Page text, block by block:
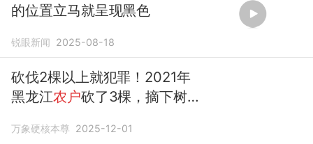
的位置立马就呈现黑色
锐眼新闻 2025-08-18
砍伐2棵以上就犯罪！2021年
黑龙江农户砍了3棵，摘下树
万象硬核本尊 2025-12-01